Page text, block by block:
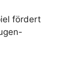
fördert